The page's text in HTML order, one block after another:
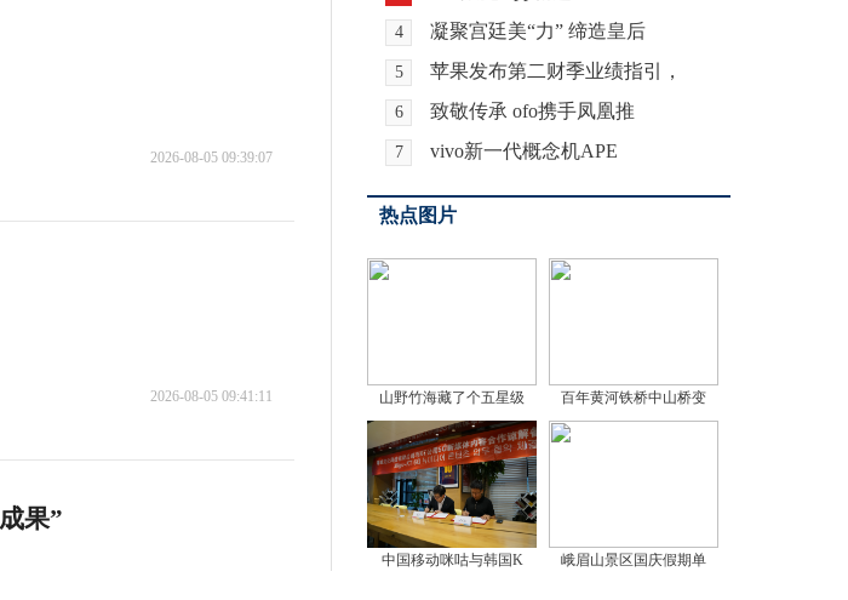
2026-08-05 09:39:07
2026-08-05 09:41:11
果”
4 凝聚宫廷美“力” 缔造皇后
5 苹果发布第二财季业绩指引，
6 致敬传承 ofo携手凤凰推
7 vivo新一代概念机APE
热点图片
山野竹海藏了个五星级 百年黄河铁桥中山桥变
中国移动咪咕与韩国K 峨眉山景区国庆假期单